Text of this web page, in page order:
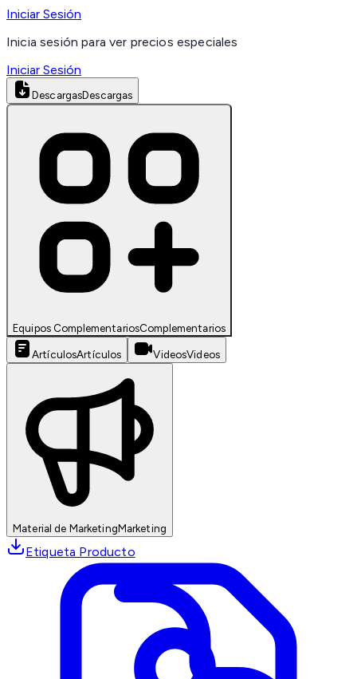
Iniciar Sesión
Inicia sesión para ver precios especiales
Iniciar Sesión
DescargasDescargas
Equipos ComplementariosComplementarios
ArtículosArtículos VideosVideos
Material de MarketingMarketing
Etiqueta Producto